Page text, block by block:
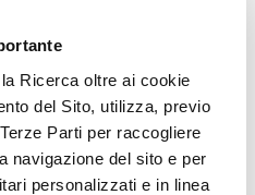
Ricerca oltre ai cookie
del Sito, utilizza, previo
Parti per raccogliere
navigazione del sito e per
personalizzati e in linea
improvvisa
desquamazione,
e crosticine.
essere più o meno
sensazione di prurito